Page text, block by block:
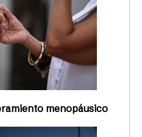
menopáusico